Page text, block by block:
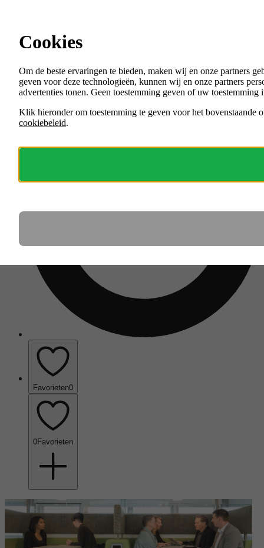
Menu
VACATURES
ORGANISATIES
Favorieten0
0Favorieten
Cookies
Om de beste ervaringen te bieden, maken wij en onze partners
geven voor deze technologieën, kunnen wij en onze partners
advertenties tonen. Geen toestemming geven of uw
Klik hieronder om toestemming te geven voor het bovenstaande
cookiebeleid.